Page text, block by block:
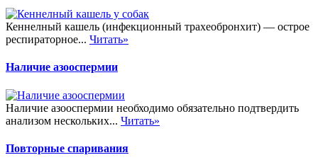
Кеннелный кашель (инфекционный трахеобронхит) — острое
респираторное... Читать»
Наличие азооспермии
Наличие азооспермии необходимо обязательно подтвердить
анализом нескольких... Читать»
Повторные спаривания